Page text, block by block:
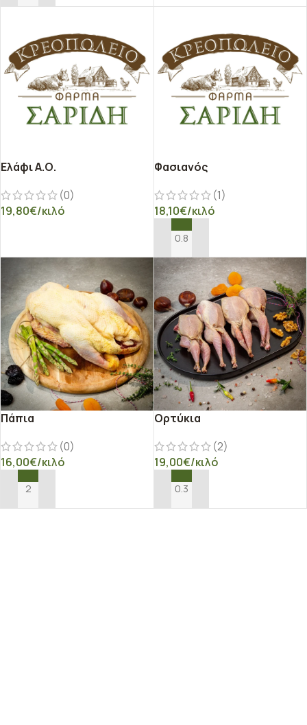
Ελάφι Α.Ο.
(0)
19,80€/κιλό
Φασιανός
(1)
18,10€/κιλό
ΠΡΟΣΘΉΚΗ ΣΤΟ ΚΑΛΆΘΙ
Πάπια
(0)
16,00€/κιλό
ΠΡΟΣΘΉΚΗ ΣΤΟ ΚΑΛΆΘΙ
Ορτύκια
(2)
19,00€/κιλό
ΠΡΟΣΘΉΚΗ ΣΤΟ ΚΑΛΆΘΙ